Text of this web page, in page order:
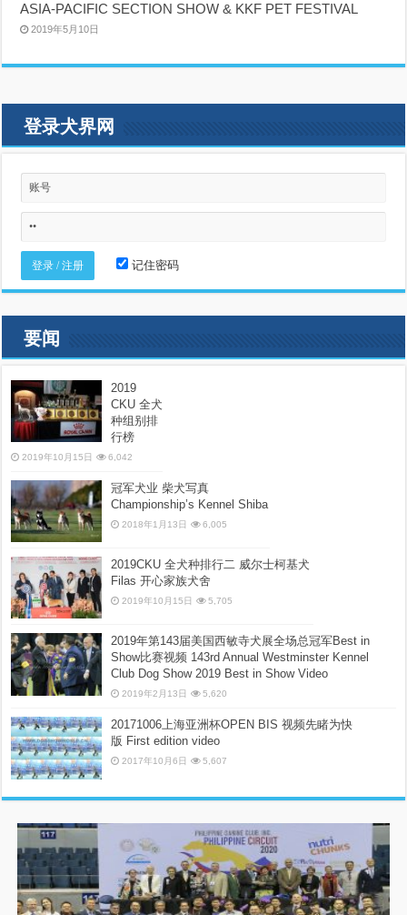
ASIA-PACIFIC SECTION SHOW & KKF PET FESTIVAL
2019年5月10日
登录犬界网
记住密码
要闻
2019
CKU 全犬
种组别排
行榜
2019年10月15日 6,042
冠军犬业 柴犬写真
Championship’s Kennel Shiba
2018年1月13日 6,005
2019CKU 全犬种排行二 威尔士柯基犬
Filas 开心家族犬舍
2019年10月15日 5,705
2019年第143届美国西敏寺犬展全场总冠军Best in
Show比赛视频 143rd Annual Westminster Kennel
Club Dog Show 2019 Best in Show Video
2019年2月13日 5,620
20171006上海亚洲杯OPEN BIS 视频先睹为快
版 First edition video
2017年10月6日 5,607